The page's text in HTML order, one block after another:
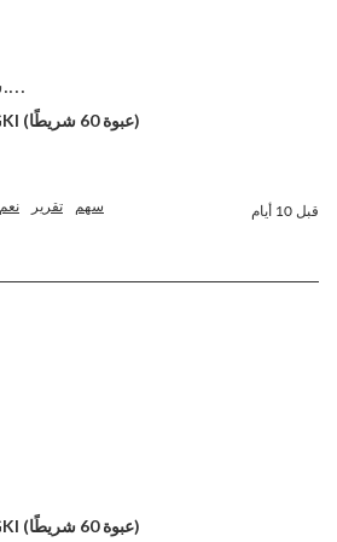
سهل وسريع الاستخدام....
شرائط اختبار الكيتون من GKI (عبوة 60 شريطًا)
نعم تقرير سهم قبل 10 أيام
شرائط اختبار الكيتون من GKI (عبوة 60 شريطًا)